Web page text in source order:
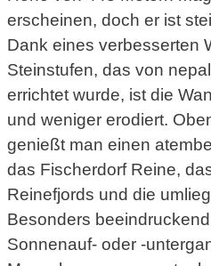
erscheinen, doch er ist
Dank eines verbesserten
Steinstufen, das von
errichtet wurde, ist die
und weniger erodiert.
genießt man einen
das Fischerdorf Reine,
Reinefjords und die
Besonders
Sonnenauf- oder -